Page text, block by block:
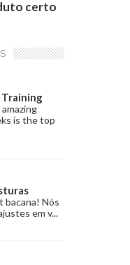
certo
Training
is the top
bacana! Nós
em v...